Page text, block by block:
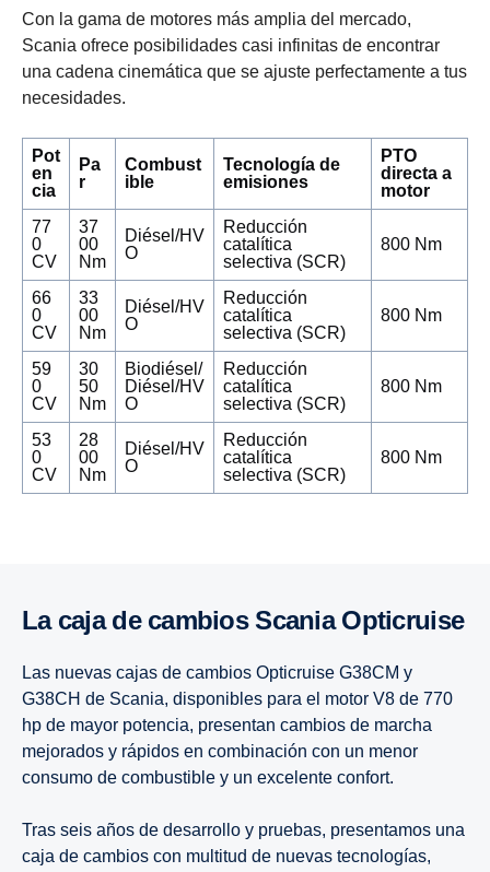
Con la gama de motores más amplia del mercado,
Scania ofrece posibilidades casi infinitas de encontrar
una cadena cinemática que se ajuste perfectamente a tus
necesidades.
Pot
en
cia
Pa
r
Combust
ible
Tecnología de
emisiones
PTO
directa a
motor
77
0
CV
37
00
Nm
Diésel/HV
O
Reducción
catalítica
selectiva (SCR)
800 Nm
66
0
CV
33
00
Nm
Diésel/HV
O
Reducción
catalítica
selectiva (SCR)
800 Nm
59
0
CV
30
50
Nm
Biodiésel/
Diésel/HV
O
Reducción
catalítica
selectiva (SCR)
800 Nm
53
0
CV
28
00
Nm
Diésel/HV
O
Reducción
catalítica
selectiva (SCR)
800 Nm
La caja de cambios Scania Opticruise
Las nuevas cajas de cambios Opticruise G38CM y
G38CH de Scania, disponibles para el motor V8 de 770
hp de mayor potencia, presentan cambios de marcha
mejorados y rápidos en combinación con un menor
consumo de combustible y un excelente confort.
Tras seis años de desarrollo y pruebas, presentamos una
caja de cambios con multitud de nuevas tecnologías,